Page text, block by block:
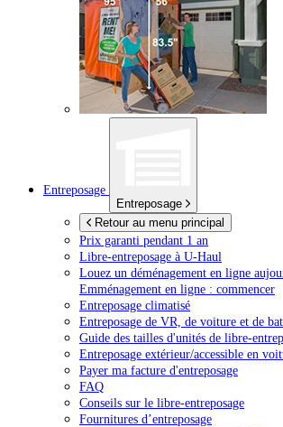
Entreposage
Entreposage
Retour au menu principal
Prix garanti pendant 1 an
Libre-entreposage à U-Haul
Louez un déménagement en ligne
Emménagement en ligne : commencer
Entreposage climatisé
Entreposage de VR, de voiture et de
Guide des tailles d'unités de libre-
Entreposage extérieur/accessible en
Payer ma facture d'entreposage
FAQ
Conseils sur le libre-entreposage
Fournitures d’entreposage